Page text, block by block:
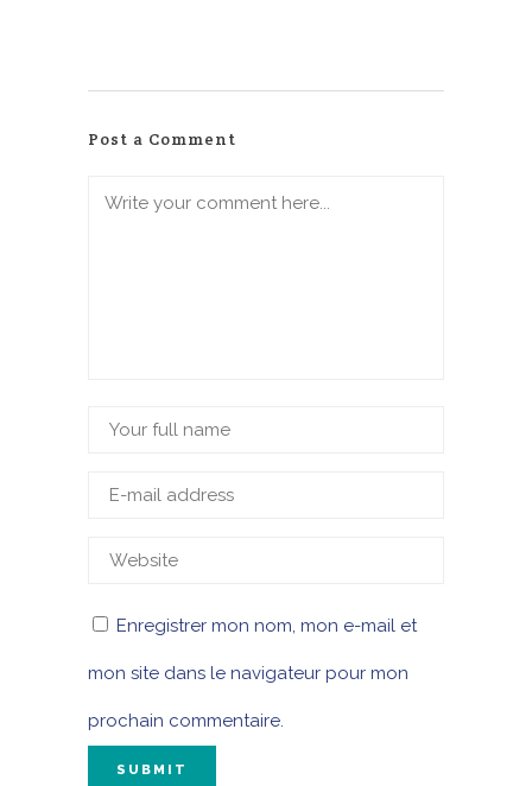
Post a Comment
Enregistrer mon nom, mon e-mail et
mon site dans le navigateur pour mon
prochain commentaire.